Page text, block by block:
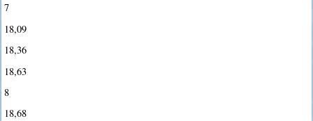
7
18,09
18,36
18,63
8
18,68